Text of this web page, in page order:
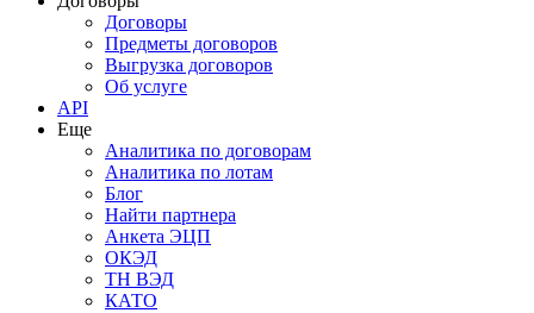
Договоры
Предметы договоров
Выгрузка договоров
Об услуге
API
Еще
Аналитика по договорам
Аналитика по лотам
Блог
Найти партнера
Анкета ЭЦП
ОКЭД
ТН ВЭД
КАТО